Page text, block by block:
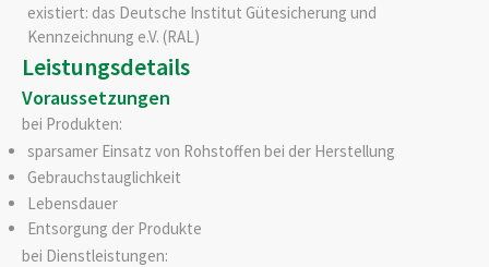
existiert: das Deutsche Institut Gütesicherung und
Kennzeichnung e.V. (RAL)
Leistungsdetails
Voraussetzungen
bei Produkten:
sparsamer Einsatz von Rohstoffen bei der Herstellung
Gebrauchstauglichkeit
Lebensdauer
Entsorgung der Produkte
bei Dienstleistungen: